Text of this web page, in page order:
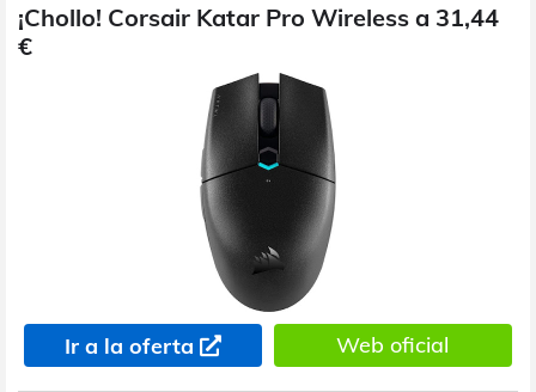
¡Chollo! Corsair Katar Pro Wireless a 31,44
€
Ir a la oferta Web oficial